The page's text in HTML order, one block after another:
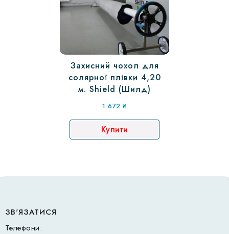
Захисний чохол для
солярної плівки 4,20
м. Shield (Шилд)
1 672₴
Купити
ЗВ'ЯЗАТИСЯ
Телефони: